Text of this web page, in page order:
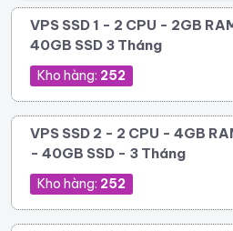
VPS SSD 1 - 2 CPU - 2GB
40GB SSD 3 Tháng
Kho hàng: 252
VPS SSD 2 - 2 CPU - 4GB
- 40GB SSD - 3 Tháng
Kho hàng: 252